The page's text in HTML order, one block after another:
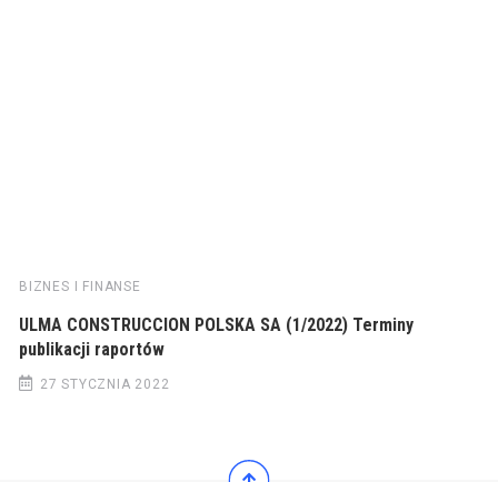
BIZNES I FINANSE
ULMA CONSTRUCCION POLSKA SA (1/2022) Terminy
publikacji raportów
27 STYCZNIA 2022